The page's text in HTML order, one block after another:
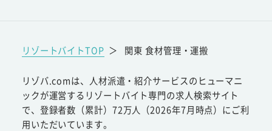
リゾートバイトTOP ＞ 関東 食材管理・運搬
リゾバ.comは、人材派遣・紹介サービスのヒューマニ
ックが運営するリゾートバイト専門の求人検索サイト
で、登録者数（累計）72万人（2026年7月時点）にご利
用いただいています。